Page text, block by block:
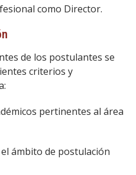
como Director.
de los postulantes se
criterios y
pertinentes al área
ámbito de postulación